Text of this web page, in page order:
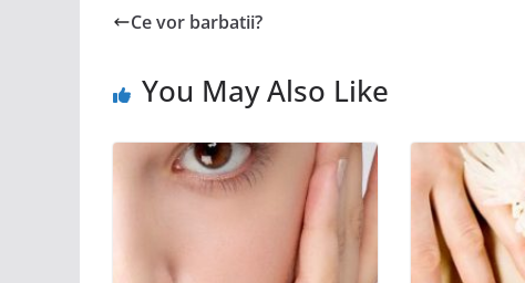
Ce vor barbatii?
You May Also Like